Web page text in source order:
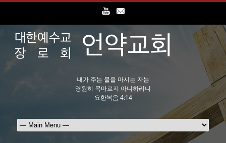
내가 주는 물을 마시는 자는
영원히 목마르지 아니하리니
요한복음 4:14